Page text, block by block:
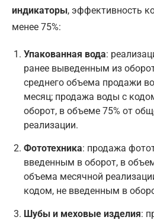
индикаторы, эффективность
менее 75%:
Упакованная вода:
ранее выведенным из
среднего объема продажи
месяц; продажа воды с
оборот, в объеме 75% от
реализации.
Фототехника: продажа
введенным в оборот, в
объема месячной
кодом, не введенным в
Шубы и меховые изделия: